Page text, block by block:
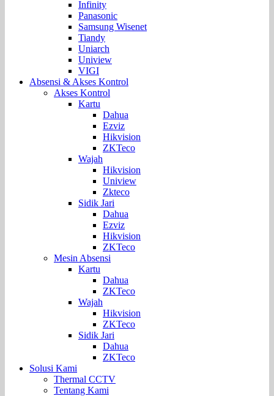
Infinity
Panasonic
Samsung Wisenet
Tiandy
Uniarch
Uniview
VIGI
Absensi & Akses Kontrol
Akses Kontrol
Kartu
Dahua
Ezviz
Hikvision
ZKTeco
Wajah
Hikvision
Uniview
Zkteco
Sidik Jari
Dahua
Ezviz
Hikvision
ZKTeco
Mesin Absensi
Kartu
Dahua
ZKTeco
Wajah
Hikvision
ZKTeco
Sidik Jari
Dahua
ZKTeco
Solusi Kami
Thermal CCTV
Tentang Kami